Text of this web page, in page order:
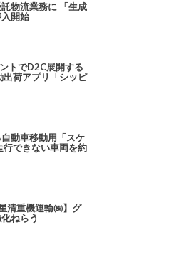
物流業務に 「生成
開始
トでD2C展開する
出荷アプリ「シッピ
動車移動用「スケ
行できない車両を約
清重機運輸㈱】グ
ねらう